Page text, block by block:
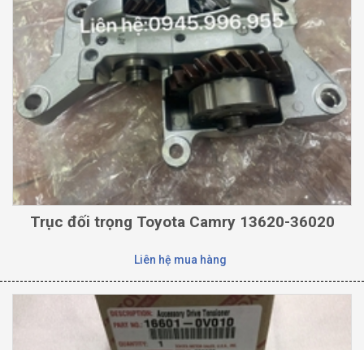
Trục đối trọng Toyota Camry 13620-36020
Liên hệ mua hàng